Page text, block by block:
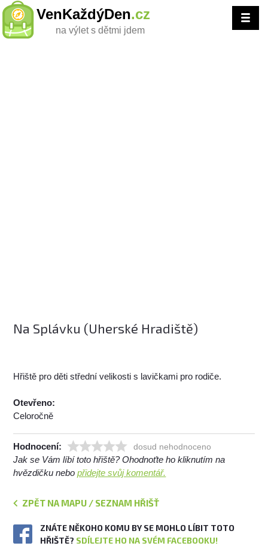
VenKaždýDen.cz
na výlet s dětmi jdem
Na Splávku (Uherské Hradiště)
Hřiště pro děti střední velikosti s lavičkami pro rodiče.
Otevřeno:
Celoročně
Hodnocení: dosud nehodnoceno
Jak se Vám líbí toto hřiště? Ohodnoťte ho kliknutím na
hvězdičku nebopřidejte svůj komentář.
ZPĚT NA MAPU / SEZNAM HŘIŠŤ
ZNÁTE NĚKOHO KOMU BY SE MOHLO LÍBIT TOTO
HŘIŠTĚ? SDÍLEJTE HO NA SVÉM FACEBOOKU!